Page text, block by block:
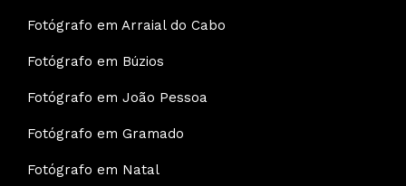
Fotógrafo em Arraial do Cabo
Fotógrafo em Búzios
Fotógrafo em João Pessoa
Fotógrafo em Gramado
Fotógrafo em Natal